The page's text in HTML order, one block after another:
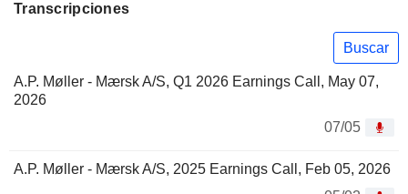
Transcripciones
Buscar
A.P. Møller - Mærsk A/S, Q1 2026 Earnings Call, May 07,
2026
07/05
A.P. Møller - Mærsk A/S, 2025 Earnings Call, Feb 05, 2026